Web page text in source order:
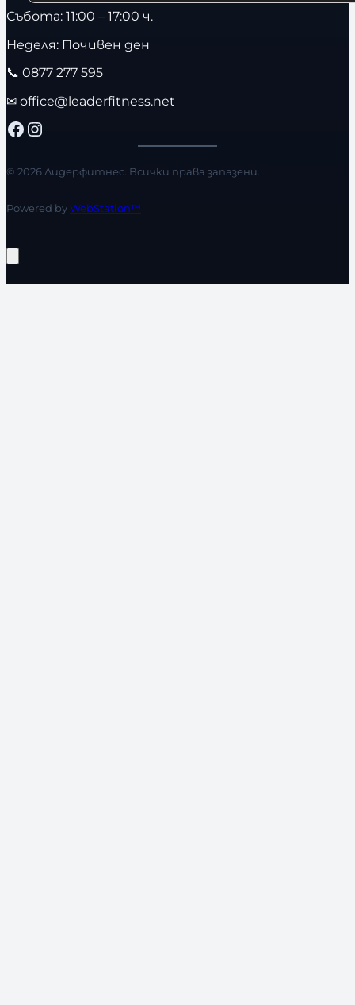
Събота: 11:00 – 17:00 ч.
Неделя: Почивен ден
📞 0877 277 595
✉ office@leaderfitness.net
Facebook Instagram
© 2026 Лидерфитнес. Всички права запазени.
Powered byWebStation™